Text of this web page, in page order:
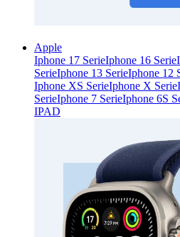
Apple
Iphone 17 SerieIphone 16 Serie
SerieIphone 13 SerieIphone 12
Iphone XS SerieIphone X Serie
SerieIphone 7 SerieIphone 6S
IPAD